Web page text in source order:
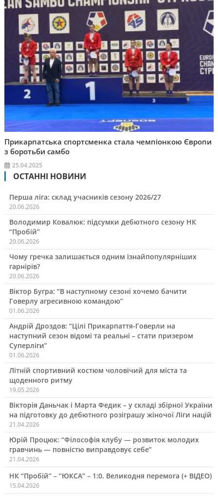
Прикарпатська спортсменка стала чемпіонкою Європи
з боротьби самбо
25.04.2025
ОСТАННІ НОВИНИ
Перша ліга: склад учасників сезону 2026/27
20.06.2026
Володимир Ковалюк: підсумки дебютного сезону НК
“Пробій”
20.06.2026
Чому гречка залишається одним ізнайпопулярніших
гарнірів?
20.06.2026
Віктор Бугра: “В наступному сезоні хочемо бачити
Говерлу агресивною командою”
01.06.2026
Андрій Дроздов: “Цілі Прикарпаття-Говерли на
наступний сезон відомі та реальні – стати призером
Суперліги”
01.06.2026
Літній спортивний костюм чоловічий для міста та
щоденного ритму
19.05.2026
Вікторія Даньчак і Марта Федик – у складі збірної України
на підготовку до дебютного розіграшу жіночої Ліги націй
21.04.2026
Юрій Процюк: “Філософія клубу — розвиток молодих
гравчинь — повністю виправдовує себе”
21.04.2026
НК “Пробій” – “ЮКСА” – 1:0. Великодня перемога (+ ВІДЕО)
15.04.2026